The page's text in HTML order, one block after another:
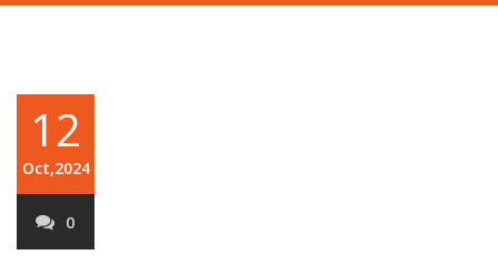
12
Oct,2024
0